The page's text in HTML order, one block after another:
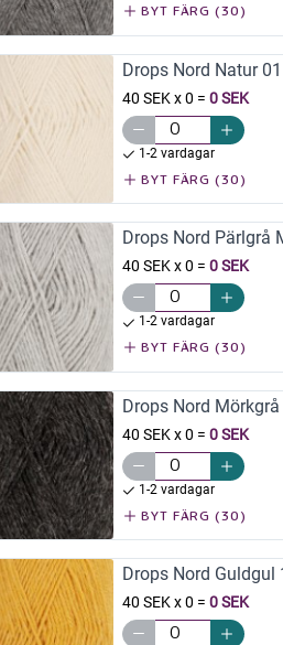
BYT FÄRG (30)
Drops Nord Natur 01
40 SEK x 0 = 0 SEK
1-2 vardagar
BYT FÄRG (30)
Drops Nord Pärlgrå
40 SEK x 0 = 0 SEK
1-2 vardagar
BYT FÄRG (30)
Drops Nord
40 SEK x 0 = 0 SEK
1-2 vardagar
BYT FÄRG (30)
Drops Nord Guldgul
40 SEK x 0 = 0 SEK